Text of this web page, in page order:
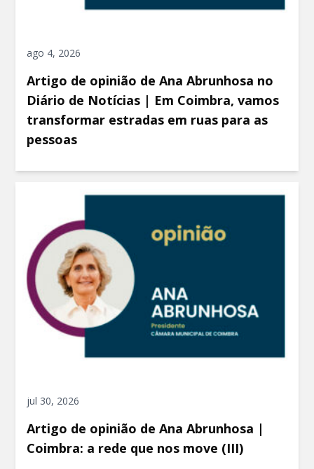
ago 4, 2026
Artigo de opinião de Ana Abrunhosa no
Diário de Notícias | Em Coimbra, vamos
transformar estradas em ruas para as
pessoas
jul 30, 2026
Artigo de opinião de Ana Abrunhosa |
Coimbra: a rede que nos move (III)